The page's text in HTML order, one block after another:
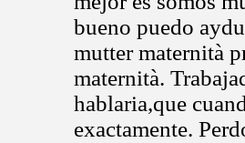
bueno puedo
mutter maternità
maternità.
hablaria,que
exactamente.